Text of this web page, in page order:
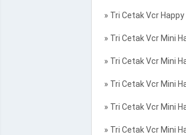
» Tri Cetak Vcr
» Tri Cetak Vcr Mini
» Tri Cetak Vcr Mini
» Tri Cetak Vcr Mini
» Tri Cetak Vcr Mini
» Tri Cetak Vcr Mini